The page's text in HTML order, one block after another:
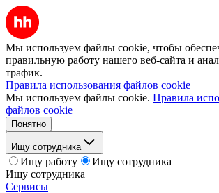
Мы используем файлы cookie, чтобы
правильную работу нашего веб-сайта и
трафик.
Правила использования файлов cookie
Мы используем файлы cookie. Правила
файлов cookie
Понятно
Ищу сотрудника
Ищу работу
Ищу сотрудника
Ищу сотрудника
Сервисы